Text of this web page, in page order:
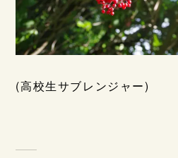
(高校生サブレンジャー)